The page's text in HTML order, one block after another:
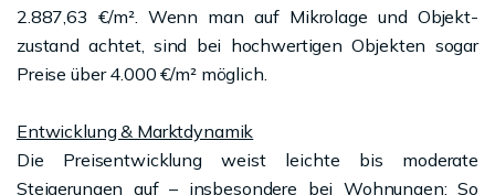
2.887,63 €/m². Wenn man auf Mikro­lage und Objekt­
zustand achtet, sind bei hochwertigen Objekten sogar
Preise über 4.000 €/m² möglich.
Entwicklung & Marktdynamik
Die Preisentwicklung weist leichte bis moderate
Steigerungen auf – insbesondere bei Wohnungen: So